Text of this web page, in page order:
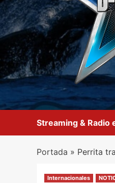
Streaming & Radio
Portada » Perrita
Internacionales